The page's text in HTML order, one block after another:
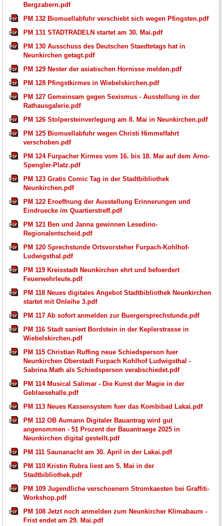
Bergzabern.pdf
PM 132 Biomuellabfuhr verschiebt sich wegen Pfingsten.pdf
PM 131 STADTRADELN startet am 30. Mai.pdf
PM 130 Ausschuss des Deutschen Staedtetags hat in
Neunkirchen getagt.pdf
PM 129 Nester der asiatischen Hornisse melden.pdf
PM 128 Pfingstkirmes in Wiebelskirchen.pdf
PM 127 Gemeinsam gegen Sexismus - Ausstellung in der
Rathausgalerie.pdf
PM 126 Stolpersteinverlegung am 8. Mai in Neunkirchen.pdf
PM 125 Biomuellabfuhr wegen Christi Himmelfahrt
verschoben.pdf
PM 124 Furpacher Kirmes vom 16. bis 18. Mai auf dem Arno-
Spengler-Platz.pdf
PM 123 Gratis Comic Tag in der Stadtbibliothek
Neunkirchen.pdf
PM 122 Eroeffnung der Ausstellung Erinnerungen und
Eindruecke im Quartierstreff.pdf
PM 121 Ben und Janna gewinnen Lesedino-
Regionalentscheid.pdf
PM 120 Sprechstunde Ortsvorsteher Furpach-Kohlhof-
Ludwigsthal.pdf
PM 119 Kreisstadt Neunkirchen ehrt und befoerdert
Feuerwehrleute.pdf
PM 118 Neues digitales Angebot Stadtbibliothek Neunkirchen
startet mit Onleihe 3.pdf
PM 117 Ab sofort anmelden zur Buergersprechstunde.pdf
PM 116 Stadt saniert Bordstein in der Keplerstrasse in
Wiebelskirchen.pdf
PM 115 Christian Ruffing neue Schiedsperson fuer
Neunkirchen Oberstadt Furpach Kohlhof Ludwigsthal -
Sabrina Math als Schiedsperson verabschiedet.pdf
PM 114 Musical Salimar - Die Kunst der Magie in der
Geblaesehalle.pdf
PM 113 Neues Kassensystem fuer das Kombibad Lakai.pdf
PM 112 OB Aumann Digitaler Bauantrag wird gut
angenommen - 51 Prozent der Bauantraege 2025 in
Neunkirchen digital gestellt.pdf
PM 111 Saunanacht am 30. April in der Lakai.pdf
PM 110 Kristin Rubra liest am 5. Mai in der
Stadtbibliothek.pdf
PM 109 Jugendliche verschoenern Stromkaesten bei Graffiti-
Workshop.pdf
PM 108 Jetzt noch anmelden zum Neunkircher Klimabaum -
Frist endet am 29. Mai.pdf